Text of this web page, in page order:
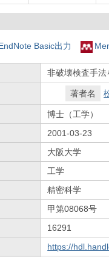
Basic出力
非破壊検査手
著者名
博士（工学）
2001-03-23
大阪大学
工学
精密科学
甲第08068号
16291
https://